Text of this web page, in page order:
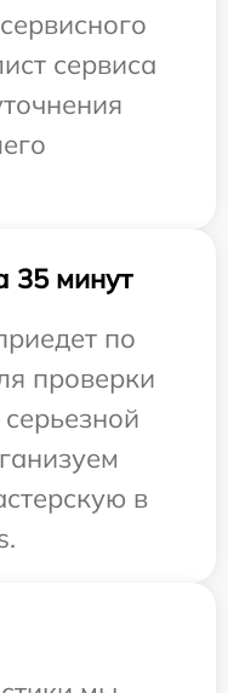
сервиса
35 минут
по
проверки
в